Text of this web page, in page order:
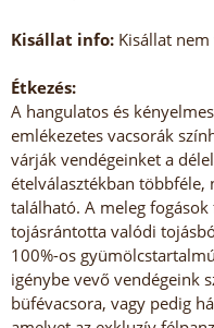
Kisállat info: Kisállat
Étkezés:
A hangulatos és
emlékezetes vacsorák
várják vendégeinket a
ételválasztékban többféle,
található. A meleg
tojásrántotta valódi
100%-os
igénybe vevő vendégeink
büfévacsora, vagy pedig